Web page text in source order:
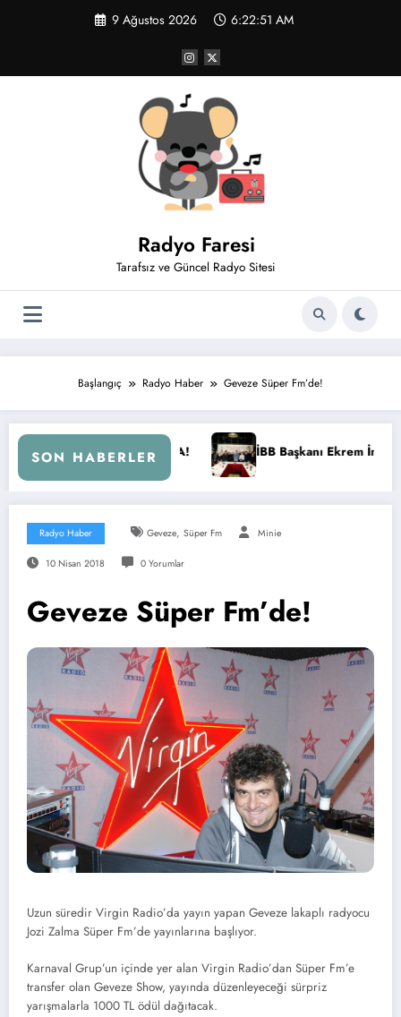
9 Ağustos 2026 6:22:52 AM
Radyo Faresi
Tarafsız ve Güncel Radyo Sitesi
Başlangıç Radyo Haber Geveze Süper Fm’de!
SON HABERLER
İBB Başkanı Ekrem İmamoğlu Radyocular ile Buluştu
Radyo Haber Geveze, Süper Fm Minie
10 Nisan 2018 0 Yorumlar
Geveze Süper Fm’de!
Uzun süredir Virgin Radio’da yayın yapan Geveze lakaplı radyocu
Jozi Zalma Süper Fm’de yayınlarına başlıyor.
Karnaval Grup’un içinde yer alan Virgin Radio’dan Süper Fm’e
transfer olan Geveze Show, yayında düzenleyeceği sürpriz
yarışmalarla 1000 TL ödül dağıtacak.